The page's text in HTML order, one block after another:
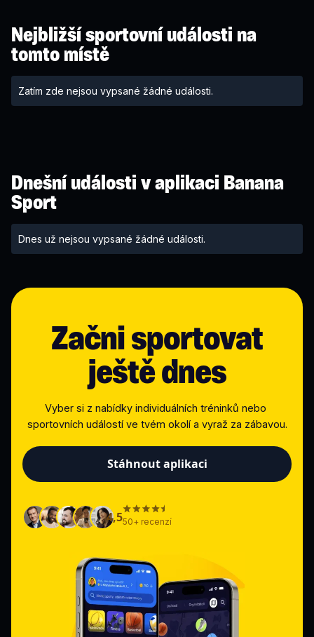
Nejbližší sportovní události na
tomto místě
Zatím zde nejsou vypsané žádné události.
Dnešní události v aplikaci Banana
Sport
Dnes už nejsou vypsané žádné události.
Začni sportovat
ještě dnes
Vyber si z nabídky individuálních tréninků nebo
sportovních událostí ve tvém okolí a vyraž za zábavou.
Stáhnout aplikaci
4,550+ recenzí